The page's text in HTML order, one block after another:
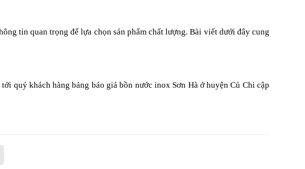
tin quan trọng để lựa chọn sản phẩm chất lượng. Bài viết dưới đây cung
quý khách hàng bảng báo giá bồn nước inox Sơn Hà ở huyện Củ Chi cập